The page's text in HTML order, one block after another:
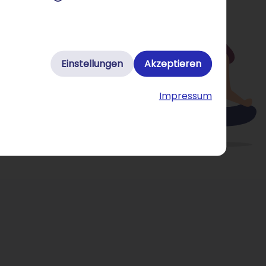
Einstellungen Akzeptieren
Impressum